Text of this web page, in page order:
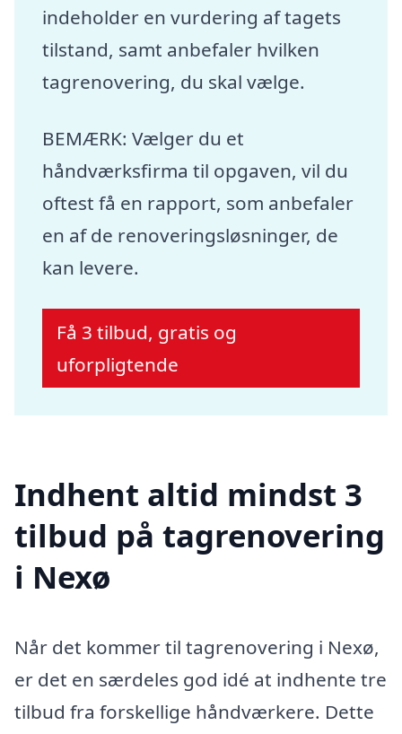
indeholder en vurdering af tagets
tilstand, samt anbefaler hvilken
tagrenovering, du skal vælge.
BEMÆRK: Vælger du et
håndværksfirma til opgaven, vil du
oftest få en rapport, som anbefaler
en af de renoveringsløsninger, de
kan levere.
Få 3 tilbud, gratis og
uforpligtende
Indhent altid mindst 3
tilbud på tagrenovering
i Nexø
Når det kommer til tagrenovering i Nexø,
er det en særdeles god idé at indhente tre
tilbud fra forskellige håndværkere. Dette